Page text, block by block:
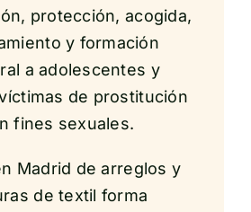
protección, acogida,
y formación
a adolescentes y
de prostitución
fines sexuales.
Madrid de arreglos y
de textil forma